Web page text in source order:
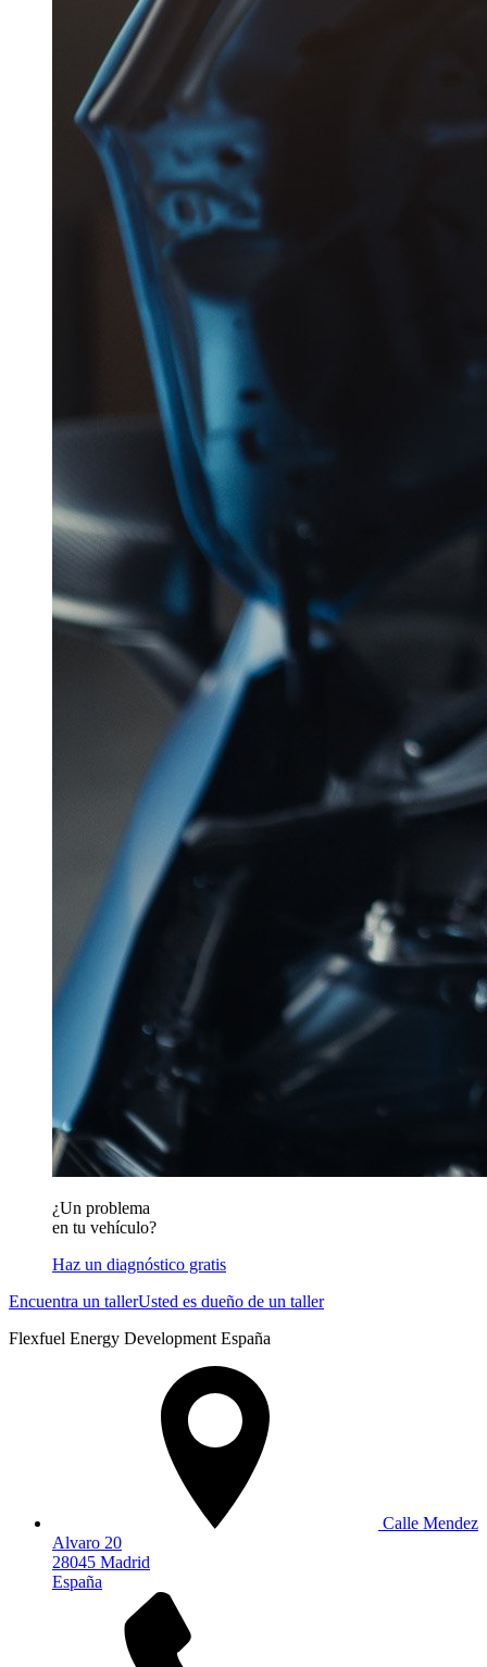
¿Un problema
en tu vehículo?
Haz un diagnóstico gratis
Encuentra un tallerUsted es dueño de un taller
Flexfuel Energy Development España
Calle Mendez
Alvaro 20
28045 Madrid
España